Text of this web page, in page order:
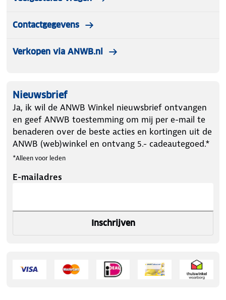
Contactgegevens
Verkopen via ANWB.nl
Nieuwsbrief
Ja, ik wil de ANWB Winkel nieuwsbrief ontvangen
en geef ANWB toestemming om mij per e-mail te
benaderen over de beste acties en kortingen uit de
ANWB (web)winkel en ontvang 5.- cadeautegoed.*
*Alleen voor leden
E-mailadres
Inschrijven